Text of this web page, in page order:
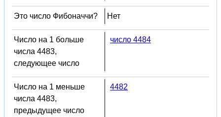
Это число Фибоначчи? Нет
Число на 1 больше
числа 4483,
следующее число
число 4484
Число на 1 меньше
числа 4483,
предыдущее число
4482